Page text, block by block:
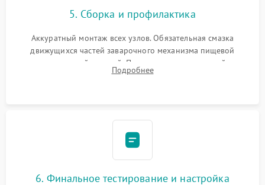
5. Сборка и профилактика
Аккуратный монтаж всех узлов. Обязательная смазка
движущихся частей заварочного механизма пищевой
силиконовой смазкой. Проведение программной
декальцинации и очистки системы от кофейных масел.
Подробнее
6. Финальное тестирование и настройка